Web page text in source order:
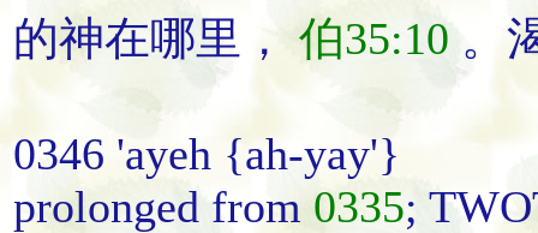
的神在哪里 ， 伯35:10 。
0346 'ayeh {ah-yay'}
prolonged from 0335;